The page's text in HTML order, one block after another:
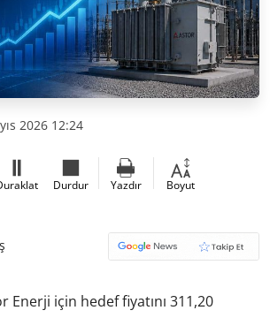
2026 12:24
Durdur Yazdır Boyut
Enerji için hedef fiyatını 311,20